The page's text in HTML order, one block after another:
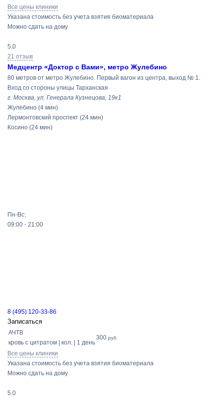
Все цены клиники
Указана стоимость без учета взятия биоматериала
Можно сдать на дому
5.0
21 отзыв
Медцентр «Доктор с Вами», метро Жулебино
80 метров от метро Жулебино. Первый вагон из центра, выход № 1.
Вход со стороны улицы Тарханская
г. Москва, ул. Генерала Кузнецова, 19к1
Жулебино (4 мин)
Лермонтовский проспект (24 мин)
Косино (24 мин)
Пн-Вс:
09:00 - 21:00
8 (495) 120-33-86
Записаться
АЧТВ
кровь с цитратом | кол. | 1 день
300 руб.
Все цены клиники
Указана стоимость без учета взятия биоматериала
Можно сдать на дому
5.0